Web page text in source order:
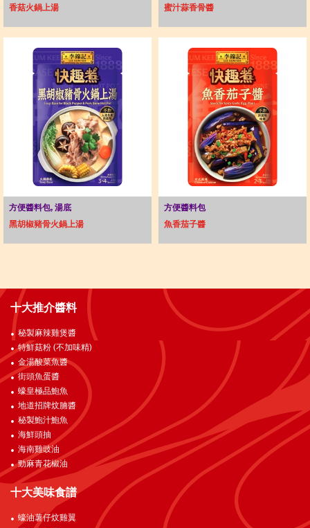
香菇火鍋上湯
蜜汁蒜香骨醬
方便醬料包, 湯底
黑胡椒豬骨火鍋上湯
方便醬料包
魚香茄子醬
十大推介醬料
秘製麻辣雞煲醬
特鮮菇粉 (不加味精)
金湯酸菜魚醬
街頭魚蛋醬
蠔皇極品鮑魚
地道招牌炆腩醬
秘製鮑汁鮑魚
海鮮頭抽
海南雞豉油
勁麻青花椒油
十大美味食譜
蠔油薯仔炆雞翼